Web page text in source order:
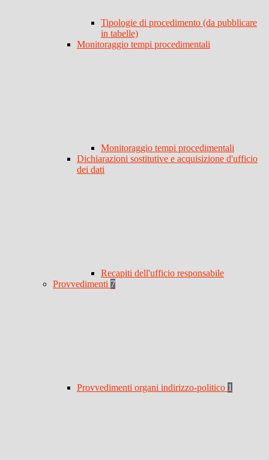
Tipologie di procedimento (da pubblicare
in tabelle)
Monitoraggio tempi procedimentali
Monitoraggio tempi procedimentali
Dichiarazioni sostitutive e acquisizione d'ufficio
dei dati
Recapiti dell'ufficio responsabile
Provvedimenti 7
Provvedimenti organi indirizzo-politico 1